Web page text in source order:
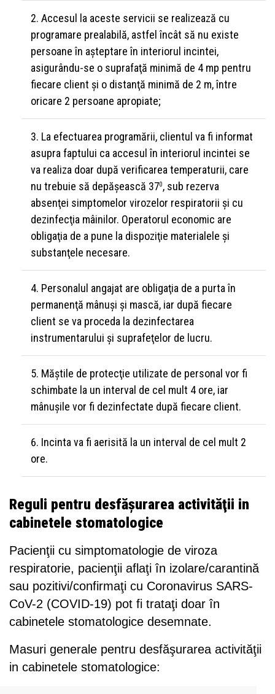
Accesul la aceste servicii se realizează cu
programare prealabilă, astfel încât să nu existe
persoane în aşteptare în interiorul incintei,
asigurându-se o suprafaţă minimă de 4 mp pentru
fiecare client şi o distanţă minimă de 2 m, între
oricare 2 persoane apropiate;
La efectuarea programării, clientul va fi informat
asupra faptului ca accesul în interiorul incintei se
va realiza doar după verificarea temperaturii, care
nu trebuie să depăşească 370, sub rezerva
absenţei simptomelor virozelor respiratorii şi cu
dezinfecţia mâinilor. Operatorul economic are
obligaţia de a pune la dispoziţie materialele şi
substanţele necesare.
Personalul angajat are obligaţia de a purta în
permanenţă mânuşi şi mască, iar după fiecare
client se va proceda la dezinfectarea
instrumentarului şi suprafeţelor de lucru.
Măştile de protecţie utilizate de personal vor fi
schimbate la un interval de cel mult 4 ore, iar
mânuşile vor fi dezinfectate după fiecare client.
Incinta va fi aerisită la un interval de cel mult 2
ore.
Reguli pentru desfăşurarea activităţii in
cabinetele stomatologice
Pacienţii cu simptomatologie de viroza
respiratorie, pacienţii aflaţi în izolare/carantină
sau pozitivi/confirmaţi cu Coronavirus SARS-
CoV-2 (COVID-19) pot fi trataţi doar în
cabinetele stomatologice desemnate.
Masuri generale pentru desfăşurarea activităţii
in cabinetele stomatologice: